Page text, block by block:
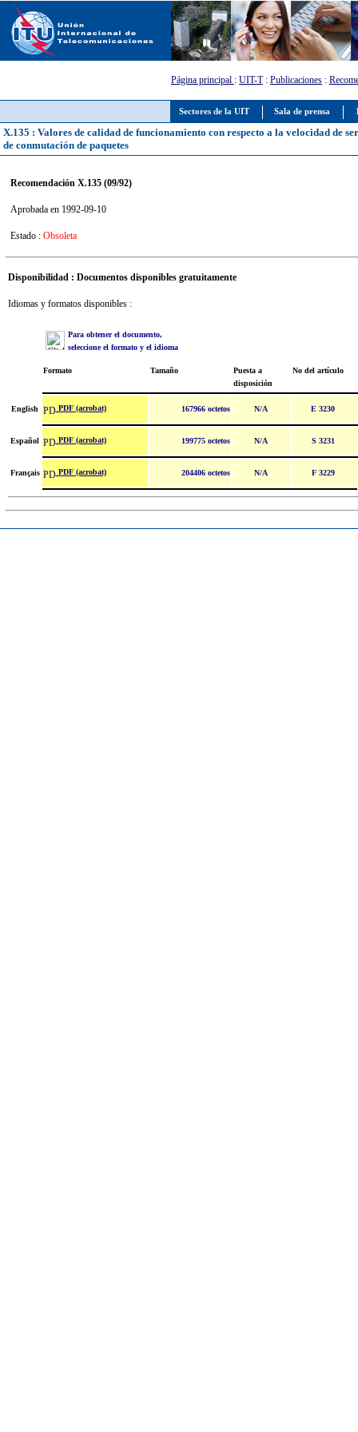
Sectores de la UIT Sala de prensa
Página principal : UIT-T: Publicaciones :
X.135 : Valores de calidad de funcionamiento con respecto a la velocidad de
de conmutación de paquetes
Recomendación X.135 (09/92)
Aprobada en 1992-09-10
Estado : Obsoleta
Disponibilidad : Documentos disponibles gratuitamente
Idiomas y formatos disponibles :
Para obtener el documento,
seleccione el formato y el idioma
Formato Tamaño
Puesta a
disposición
No del artículo
English PDF (acrobat) 167966 octetos N/A E 3230
Español PDF (acrobat) 199775 octetos N/A S 3231
Français PDF (acrobat) 204406 octetos N/A F 3229